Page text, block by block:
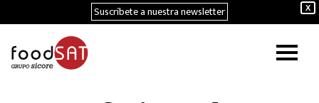
X
Suscríbete a nuestra newsletter